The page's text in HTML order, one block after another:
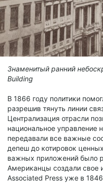
Знаменитый ранний
Building
В 1866 году политики
разрешив тянуть линии
Централизация отрасли
национальное управление
передавали все важные
депеш до котировок
важных приложений было
Американцы создали свое
Associated Press уже в